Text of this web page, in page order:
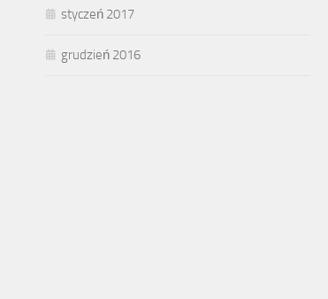
styczeń 2017
grudzień 2016